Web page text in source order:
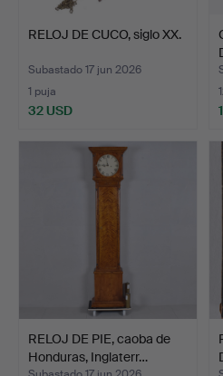
RELOJ DE CUCO, siglo XX.
Subastado 17 jun 2026
1 puja
32 USD
RELOJ DE PIE, caoba de
Honduras, Inglaterr…